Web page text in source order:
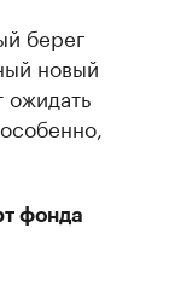
берег
новый
ожидать
фонда